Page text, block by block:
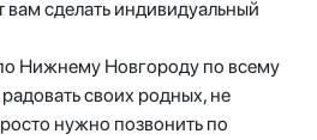
вам сделать индивидуальный
Нижнему Новгороду по всему
своих родных, не
нужно позвонить по